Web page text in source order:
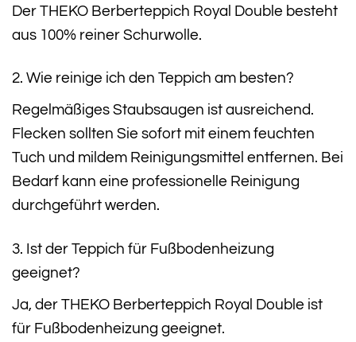
Der THEKO Berberteppich Royal Double besteht
aus 100% reiner Schurwolle.
2. Wie reinige ich den Teppich am besten?
Regelmäßiges Staubsaugen ist ausreichend.
Flecken sollten Sie sofort mit einem feuchten
Tuch und mildem Reinigungsmittel entfernen. Bei
Bedarf kann eine professionelle Reinigung
durchgeführt werden.
3. Ist der Teppich für Fußbodenheizung
geeignet?
Ja, der THEKO Berberteppich Royal Double ist
für Fußbodenheizung geeignet.